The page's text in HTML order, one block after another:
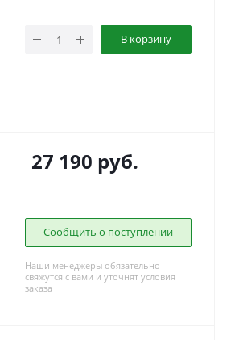
В корзину
27 190 руб.
Сообщить о поступлении
Наши менеджеры обязательно
свяжутся с вами и уточнят условия
заказа